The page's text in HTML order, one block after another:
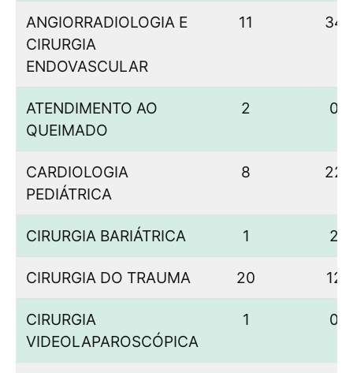
ANGIORRADIOLOGIA E
CIRURGIA
ENDOVASCULAR
11 34
ATENDIMENTO AO
QUEIMADO
2 0
CARDIOLOGIA
PEDIÁTRICA
8 22
CIRURGIA BARIÁTRICA 1 2
CIRURGIA DO TRAUMA 20 12
CIRURGIA
VIDEOLAPAROSCÓPICA
1 0